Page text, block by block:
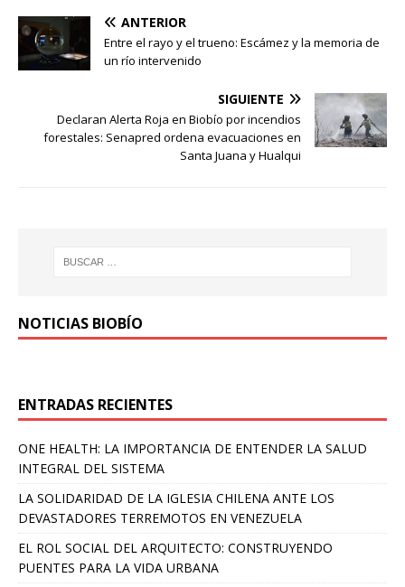
ANTERIOR
Entre el rayo y el trueno: Escámez y la memoria de
un río intervenido
SIGUIENTE
Declaran Alerta Roja en Biobío por incendios
forestales: Senapred ordena evacuaciones en
Santa Juana y Hualqui
NOTICIAS BIOBÍO
ENTRADAS RECIENTES
ONE HEALTH: LA IMPORTANCIA DE ENTENDER LA SALUD
INTEGRAL DEL SISTEMA
LA SOLIDARIDAD DE LA IGLESIA CHILENA ANTE LOS
DEVASTADORES TERREMOTOS EN VENEZUELA
EL ROL SOCIAL DEL ARQUITECTO: CONSTRUYENDO
PUENTES PARA LA VIDA URBANA